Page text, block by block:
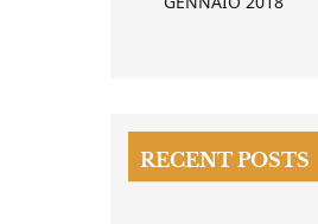
RECENT POSTS